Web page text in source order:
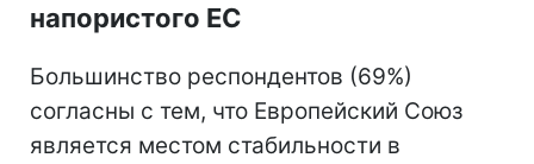
напористого ЕС
Большинство респондентов (69%)
согласны с тем, что Европейский Союз
является местом стабильности в